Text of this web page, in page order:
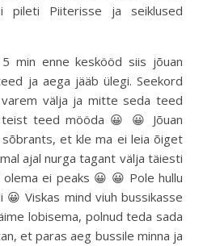
pileti Piiterisse ja seiklused
min enne keskööd siis jõuan
ja aega jääb ülegi. Seekord
välja ja mitte seda teed
teed mööda 😀 😀 Jõuan
et kle ma ei leia õiget
ajal nurga tagant välja täiesti
ei peaks 😀 😀 Pole hullu
Viskas mind viuh bussikasse
lobisema, polnud teda sada
et paras aeg bussile minna ja